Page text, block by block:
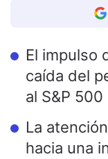
El impulso
caída del
al S&P
La
hacia una